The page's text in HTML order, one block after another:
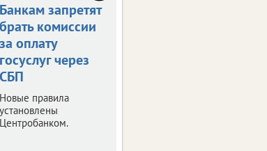
Банкам запретят
брать комиссии
за оплату
госуслуг через
СБП
Новые правила
установлены
Центробанком.